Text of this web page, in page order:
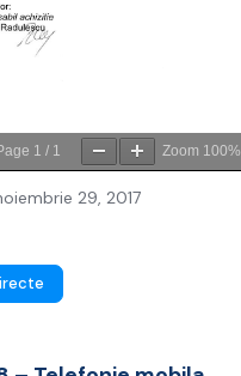
1 / 1 Zoom 100%
29, 2017